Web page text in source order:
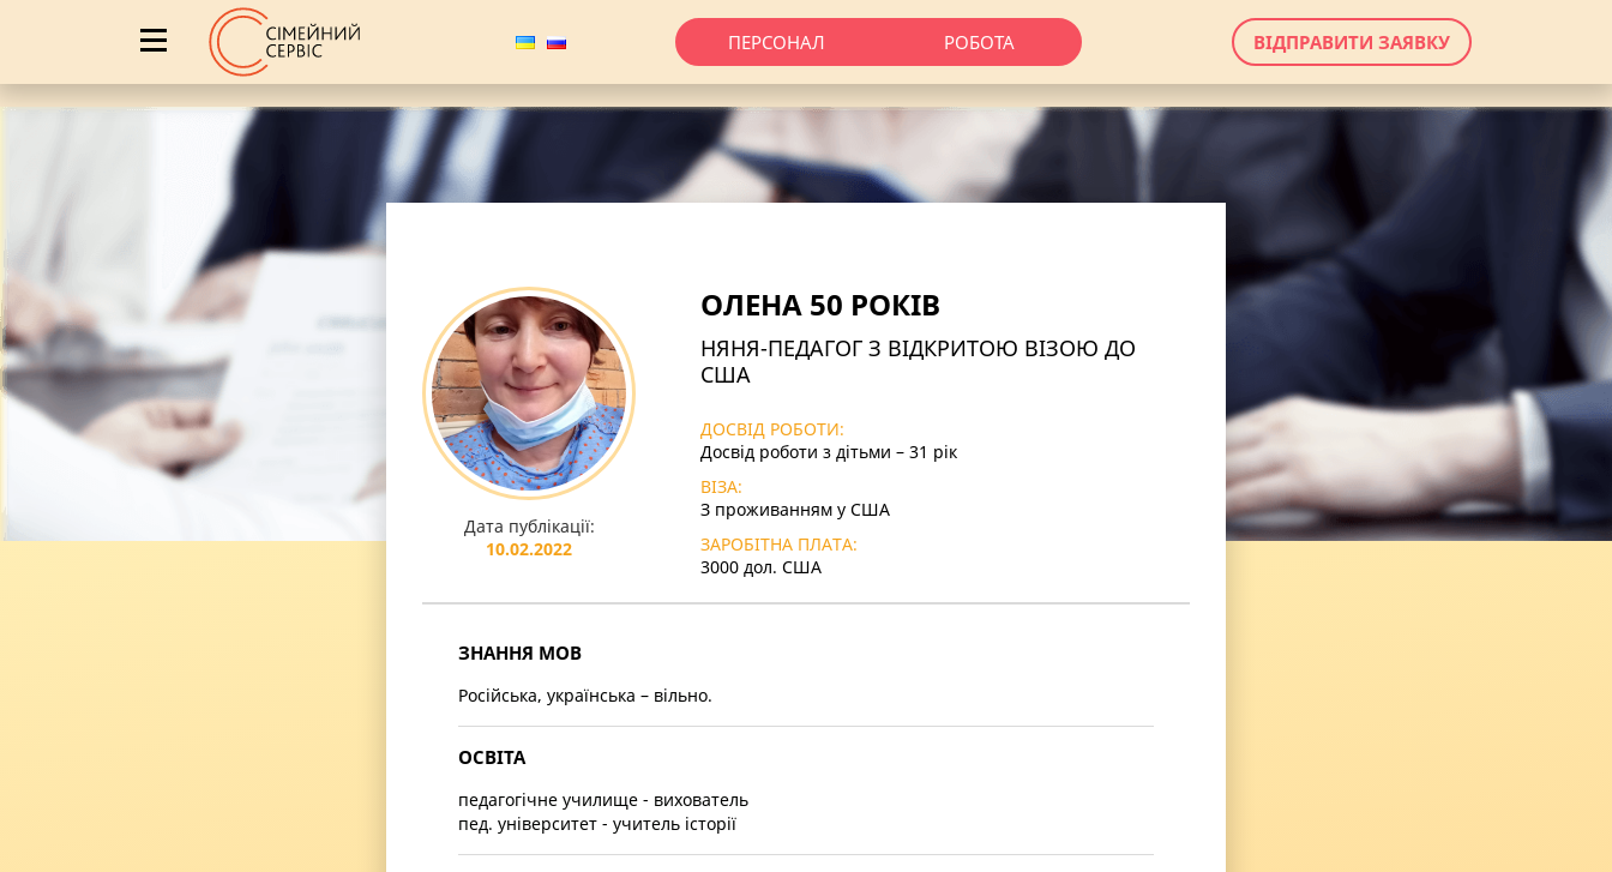
ПЕРСОНАЛ РОБОТА ВІДПРАВИТИ ЗАЯВКУ
Дата публікації:
10.02.2022
ОЛЕНА 50 РОКІВ
НЯНЯ-ПЕДАГОГ З ВІДКРИТОЮ ВІЗОЮ ДО
США
ДОСВІД РОБОТИ:
Досвід роботи з дітьми – 31 рік
ВІЗА:
З проживанням у США
ЗАРОБІТНА ПЛАТА:
3000 дол. США
ЗНАННЯ МОВ
Російська, українська – вільно.
ОСВІТА
педагогічне училище - вихователь
пед. університет - учитель історії